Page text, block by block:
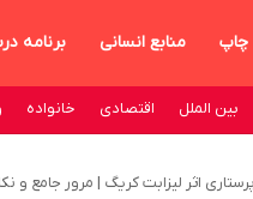
چاپ منابع انسانی برنامه
بین الملل اقتصادی خانواده
اثر لیزابت کریگ | مرور جامع و